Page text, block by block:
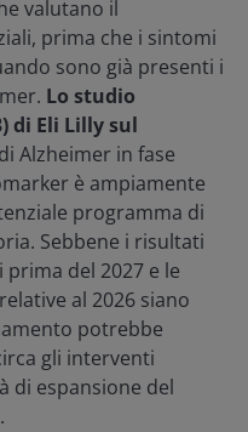
valutano il
prima che i sintomi
sono già presenti i
Lo studio
di Eli Lilly sul
Alzheimer in fase
è ampiamente
programma di
Sebbene i risultati
del 2027 e le
al 2026 siano
potrebbe
gli interventi
di espansione del